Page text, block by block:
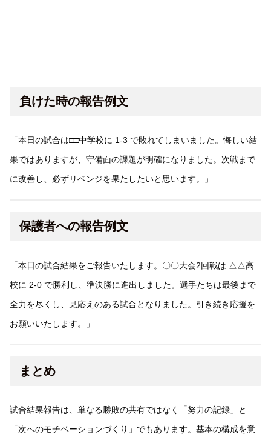
負けた時の報告例文
「本日の試合は□□中学校に 1-3 で敗れてしまいました。悔しい結
果ではありますが、守備面の課題が明確になりました。次戦まで
に改善し、必ずリベンジを果たしたいと思います。」
保護者への報告例文
「本日の試合結果をご報告いたします。〇〇大会2回戦は △△高
校に 2-0 で勝利し、準決勝に進出しました。選手たちは最後まで
全力を尽くし、見応えのある試合となりました。引き続き応援を
お願いいたします。」
まとめ
試合結果報告は、単なる勝敗の共有ではなく「努力の記録」と
「次へのモチベーションづくり」でもあります。基本の構成を意